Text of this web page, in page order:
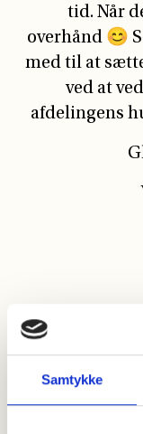
Samtykke
tid. Når
overhånd 😊
med til at
ved at
afdelingens